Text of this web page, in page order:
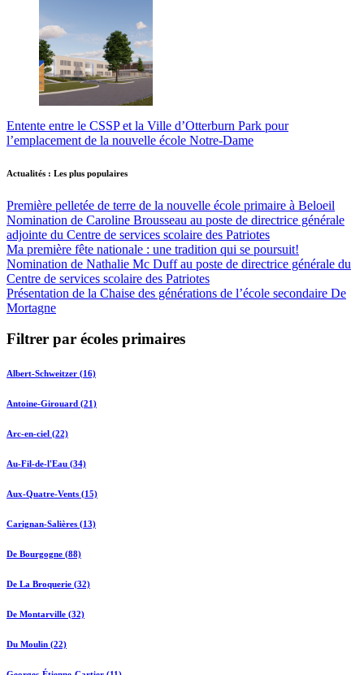
Entente entre le CSSP et la Ville d’Otterburn Park pour
l’emplacement de la nouvelle école Notre-Dame
Actualités : Les plus populaires
Première pelletée de terre de la nouvelle école primaire à Beloeil
Nomination de Caroline Brousseau au poste de directrice générale
adjointe du Centre de services scolaire des Patriotes
Ma première fête nationale : une tradition qui se poursuit!
Nomination de Nathalie Mc Duff au poste de directrice générale du
Centre de services scolaire des Patriotes
Présentation de la Chaise des générations de l’école secondaire De
Mortagne
Filtrer par écoles primaires
Albert-Schweitzer (16)
Antoine-Girouard (21)
Arc-en-ciel (22)
Au-Fil-de-l'Eau (34)
Aux-Quatre-Vents (15)
Carignan-Salières (13)
De Bourgogne (88)
De La Broquerie (32)
De Montarville (32)
Du Moulin (22)